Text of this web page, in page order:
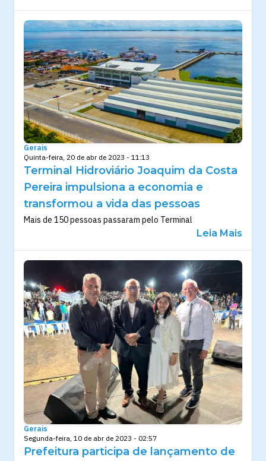
Gerais
Quinta-feira, 20 de abr de 2023 - 11:13
Terminal Hidroviário Joaquim da Costa
Pereira impulsiona a economia e
transformou a vida das pessoas
Mais de 150 pessoas passaram pelo Terminal
Leia Mais
Gerais
Segunda-feira, 10 de abr de 2023 - 02:57
Prefeitura participa de lançamento de